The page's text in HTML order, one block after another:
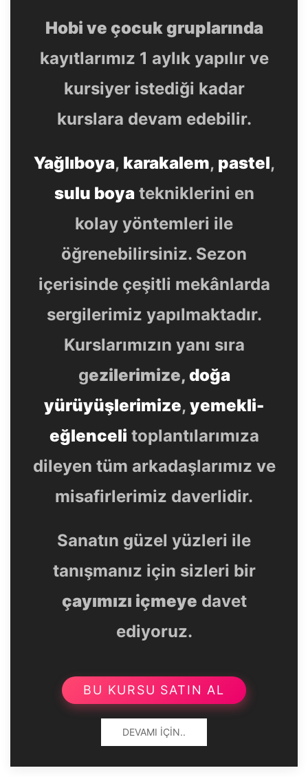
Hobi ve çocuk gruplarında
kayıtlarımız 1 aylık yapılır ve
kursiyer istediği kadar
kurslara devam edebilir.
Yağlıboya, karakalem, pastel,
sulu boyatekniklerini en
kolay yöntemleri ile
öğrenebilirsiniz. Sezon
içerisinde çeşitli mekânlarda
sergilerimiz yapılmaktadır.
Kurslarımızın yanı sıra
gezilerimize, doğa
yürüyüşlerimize, yemekli-
eğlenceli toplantılarımıza
dileyen tüm arkadaşlarımız ve
misafirlerimiz daverlidir.
Sanatın güzel yüzleri ile
tanışmanız için sizleri bir
çayımızı içmeye davet
ediyoruz.
BU KURSU SATIN AL
DEVAMI İÇIN..